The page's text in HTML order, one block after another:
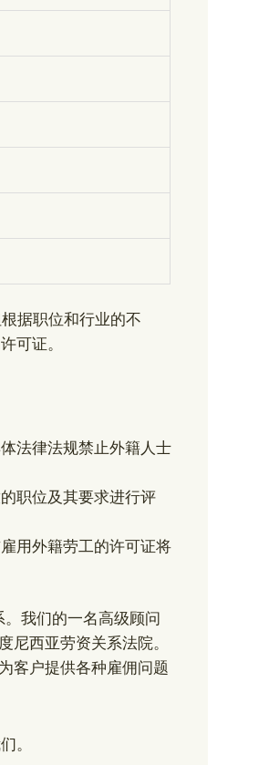
据职位和行业的不
可证。
法律法规禁止外籍人士
职位及其要求进行评
用外籍劳工的许可证将
我们的一名高级顾问
尼西亚劳资关系法院。
客户提供各种雇佣问题
。